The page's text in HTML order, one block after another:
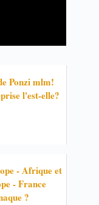
Ponzi mlm!
l'est-elle?
- Afrique et
- France
?